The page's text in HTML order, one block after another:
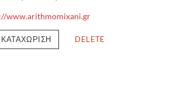
www.arithmomixani.gr
ΚΑΤΑΧΏΡΙΣΗ DELETE